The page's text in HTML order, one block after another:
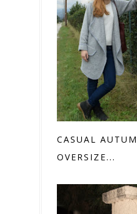
CASUAL
OVERSIZE...